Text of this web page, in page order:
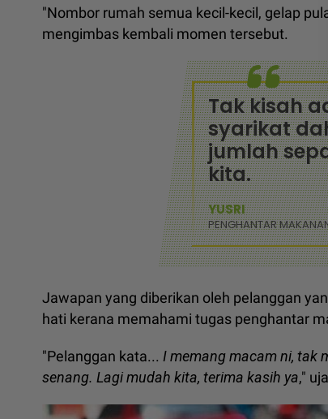
"Nombor rumah semua kecil-kecil, gelap
mengimbas kembali momen tersebut.
Tak kisah
syarikat
jumlah
kita.
YUSRI
PENGHANTAR
Jawapan yang diberikan oleh pelanggan
hati kerana memahami tugas penghantar
"Pelanggan kata... I memang macam ni, tak
senang. Lagi mudah kita, terima kasih ya,"